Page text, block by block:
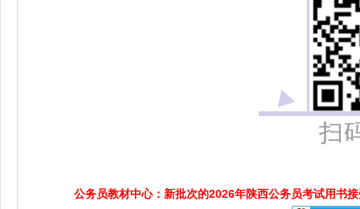
扫
公务员教材中心：新批次的2026年陕西公务员考试用书